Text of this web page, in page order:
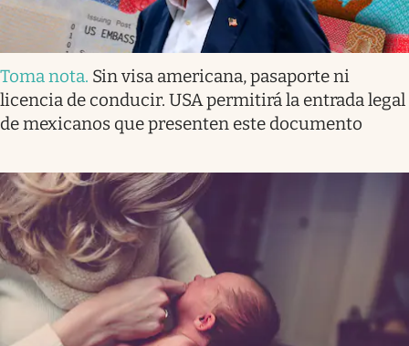
Toma nota. Sin visa americana, pasaporte ni
licencia de conducir. USA permitirá la entrada legal
de mexicanos que presenten este documento